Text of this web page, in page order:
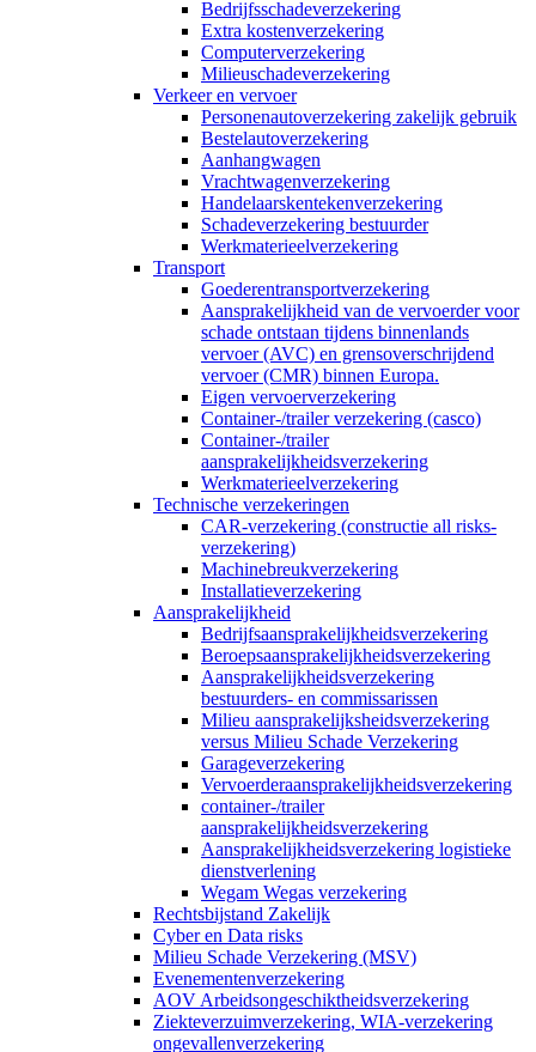
Bedrijfsschadeverzekering
Extra kostenverzekering
Computerverzekering
Milieuschadeverzekering
Verkeer en vervoer
Personenautoverzekering zakelijk gebruik
Bestelautoverzekering
Aanhangwagen
Vrachtwagenverzekering
Handelaarskentekenverzekering
Schadeverzekering bestuurder
Werkmaterieelverzekering
Transport
Goederentransportverzekering
Aansprakelijkheid van de vervoerder voor
schade ontstaan tijdens binnenlands
vervoer (AVC) en grensoverschrijdend
vervoer (CMR) binnen Europa.
Eigen vervoerverzekering
Container-/trailer verzekering (casco)
Container-/trailer
aansprakelijkheidsverzekering
Werkmaterieelverzekering
Technische verzekeringen
CAR-verzekering (constructie all risks-
verzekering)
Machinebreukverzekering
Installatieverzekering
Aansprakelijkheid
Bedrijfsaansprakelijkheidsverzekering
Beroepsaansprakelijkheidsverzekering
Aansprakelijkheidsverzekering
bestuurders- en commissarissen
Milieu aansprakelijksheidsverzekering
versus Milieu Schade Verzekering
Garageverzekering
Vervoerderaansprakelijkheidsverzekering
container-/trailer
aansprakelijkheidsverzekering
Aansprakelijkheidsverzekering logistieke
dienstverlening
Wegam Wegas verzekering
Rechtsbijstand Zakelijk
Cyber en Data risks
Milieu Schade Verzekering (MSV)
Evenementenverzekering
AOV Arbeidsongeschiktheidsverzekering
Ziekteverzuimverzekering, WIA-verzekering
ongevallenverzekering